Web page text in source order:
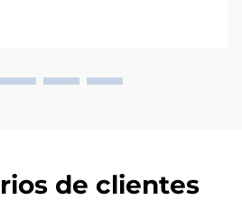
de clientes